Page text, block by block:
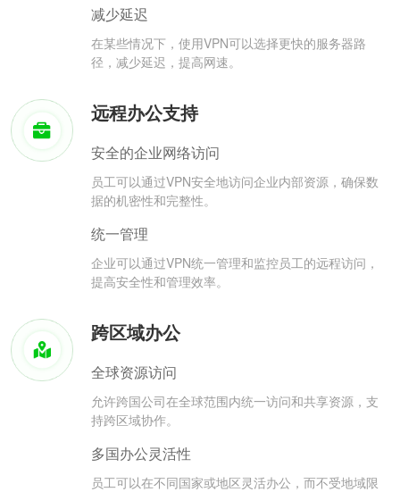
减少延迟
在某些情况下，使用VPN可以选择更快的服务器路
径，减少延迟，提高网速。
远程办公支持
安全的企业网络访问
员工可以通过VPN安全地访问企业内部资源，确保数
据的机密性和完整性。
统一管理
企业可以通过VPN统一管理和监控员工的远程访问，
提高安全性和管理效率。
跨区域办公
全球资源访问
允许跨国公司在全球范围内统一访问和共享资源，支
持跨区域协作。
多国办公灵活性
员工可以在不同国家或地区灵活办公，而不受地域限